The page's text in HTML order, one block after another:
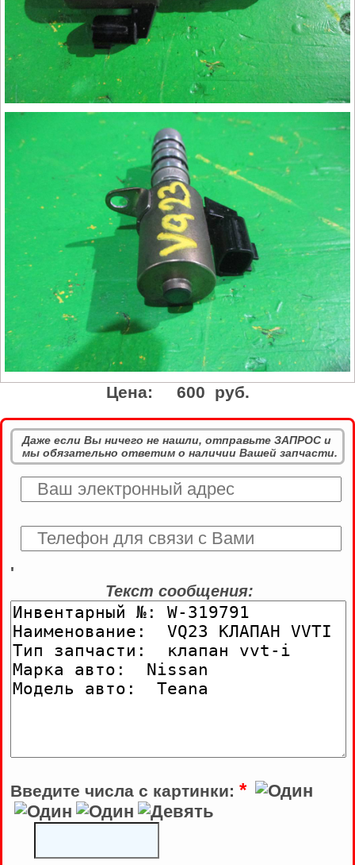
Цена: 600 руб.
Даже если Вы ничего не нашли, отправьте ЗАПРОС и
мы обязательно ответим о наличии Вашей запчасти.
'
Текст сообщения:
Введите числа с картинки: *